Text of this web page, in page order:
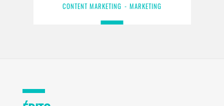
CONTENT MARKETING MARKETING